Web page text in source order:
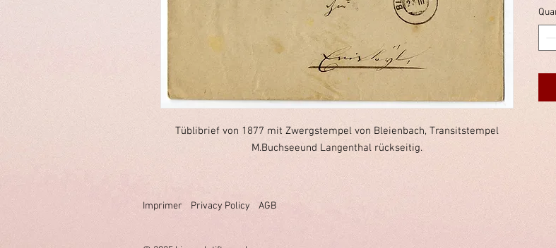
Tüblibrief von 1877 mit Zwergstempel von Bleienbach, Transitstempel
M.Buchseeund Langenthal rückseitig.
Imprimer Privacy Policy AGB